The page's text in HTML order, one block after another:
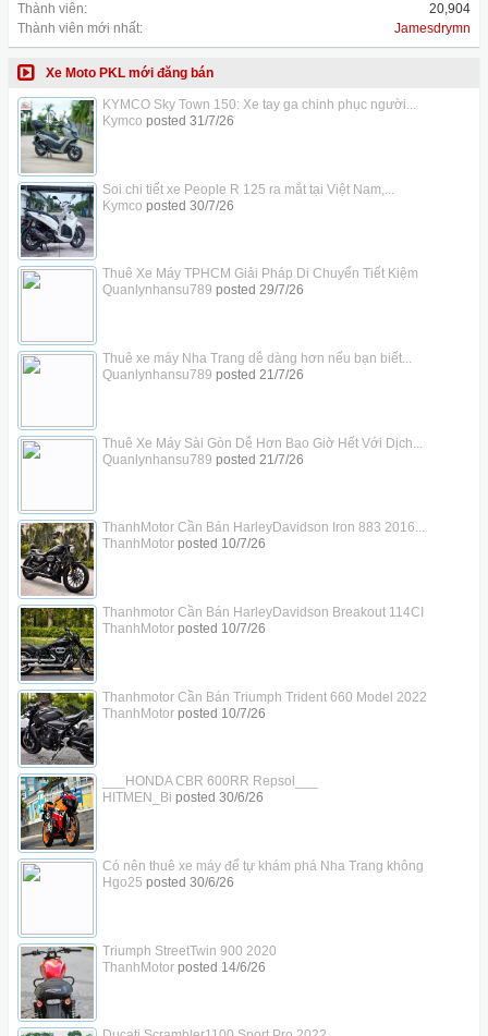
Thành viên:
20,904
Thành viên mới nhất:
Jamesdrymn
Xe Moto PKL mới đăng bán
KYMCO Sky Town 150: Xe tay ga chinh phục người...
Kymco posted 31/7/26
Soi chi tiết xe People R 125 ra mắt tại Việt Nam,...
Kymco posted 30/7/26
Thuê Xe Máy TPHCM Giải Pháp Di Chuyển Tiết Kiệm
Quanlynhansu789 posted 29/7/26
Thuê xe máy Nha Trang dễ dàng hơn nếu bạn biết...
Quanlynhansu789 posted 21/7/26
Thuê Xe Máy Sài Gòn Dễ Hơn Bao Giờ Hết Với Dịch...
Quanlynhansu789 posted 21/7/26
ThanhMotor Cần Bán HarleyDavidson Iron 883 2016...
ThanhMotorposted 10/7/26
Thanhmotor Cần Bán HarleyDavidson Breakout 114CI
ThanhMotorposted 10/7/26
Thanhmotor Cần Bán Triumph Trident 660 Model 2022
ThanhMotorposted 10/7/26
___HONDA CBR 600RR Repsol___
HITMEN_Bi posted 30/6/26
Có nên thuê xe máy để tự khám phá Nha Trang không
Hgo25 posted 30/6/26
Triumph StreetTwin 900 2020
ThanhMotorposted 14/6/26